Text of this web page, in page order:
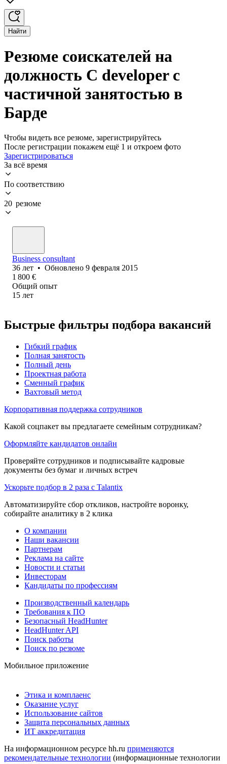
Найти
Резюме соискателей на
должность C developer с
частичной занятостью в
Барде
Чтобы видеть все резюме, зарегистрируйтесь
После регистрации покажем ещё 1 и откроем фото
Зарегистрироваться
За всё время
По соответствию
20 резюме
Business consultant
36 лет • Обновлено 9 февраля 2015
1 800 €
Общий опыт
15 лет
Быстрые фильтры подбора вакансий
Гибкий график
Полная занятость
Полный день
Проектная работа
Сменный график
Вахтовый метод
Корпоративная поддержка сотрудников
Какой соцпакет вы предлагаете семейным сотрудникам?
Оформляйте кандидатов онлайн
Проверяйте сотрудников и подписывайте кадровые
документы без бумаг и личных встреч
Ускорьте подбор в 2 раза с Talantix
Автоматизируйте сбор откликов, настройте воронку,
собирайте аналитику в 2 клика
О компании
Наши вакансии
Партнерам
Реклама на сайте
Новости и статьи
Инвесторам
Кандидаты по профессиям
Производственный календарь
Требования к ПО
Безопасный HeadHunter
HeadHunter API
Поиск работы
Поиск по резюме
Мобильное приложение
Этика и комплаенс
Оказание услуг
Использование сайтов
Защита персональных данных
ИТ аккредитация
На информационном ресурсе hh.ru применяются
рекомендательные технологии (информационные технологии